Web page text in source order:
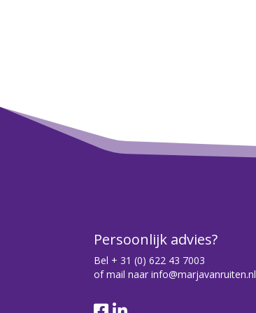
Persoonlijk advies?
Bel + 31 (0) 622 43 7003
of mail naarinfo@marjavanruiten.nl